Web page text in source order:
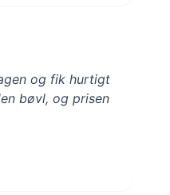
og fik hurtigt
bøvl, og prisen